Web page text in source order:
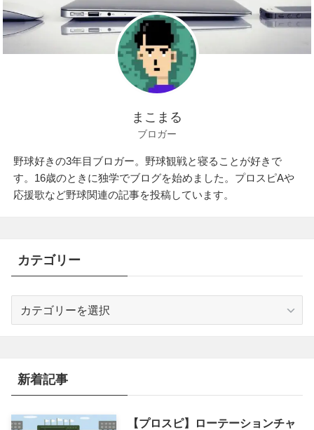
まこまる
ブロガー
野球好きの3年目ブロガー。野球観戦と寝ることが好きで
す。16歳のときに独学でブログを始めました。プロスピAや
応援歌など野球関連の記事を投稿しています。
カテゴリー
ー
新着記事
【プロスピ】ローテーションチャ